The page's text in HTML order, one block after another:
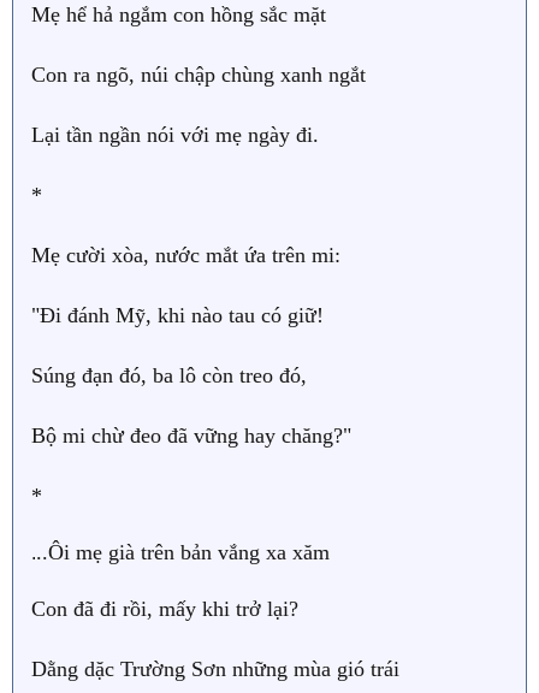
Mẹ hể hả ngắm con hồng sắc mặt
Con ra ngõ, núi chập chùng xanh ngắt
Lại tần ngần nói với mẹ ngày đi.
*
Mẹ cười xòa, nước mắt ứa trên mi:
"Đi đánh Mỹ, khi nào tau có giữ!
Súng đạn đó, ba lô còn treo đó,
Bộ mi chừ đeo đã vững hay chăng?"
*
...Ôi mẹ già trên bản vắng xa xăm
Con đã đi rồi, mấy khi trở lại?
Dằng dặc Trường Sơn những mùa gió trái